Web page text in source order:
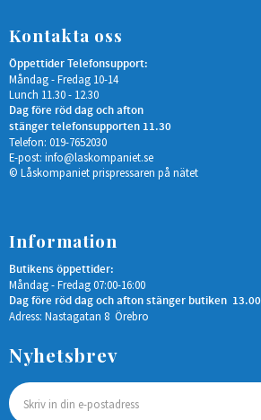
Kontakta oss
Öppettider Telefonsupport:
Måndag - Fredag 10-14
Lunch 11.30 - 12.30
Dag före röd dag och afton
stänger telefonsupporten 11.30
Telefon: 019-7652030
E-post: info@laskompaniet.se
© Låskompaniet prispressaren på nätet
Information
Butikens öppettider:
Måndag - Fredag 07:00-16:00
Dag före röd dag och afton stänger butiken 13.00
Adress: Nastagatan 8 Örebro
Nyhetsbrev